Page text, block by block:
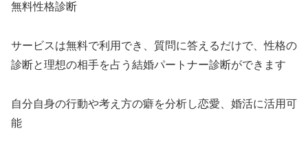
無料性格診断
サービスは無料で利用でき、質問に答えるだけで、性格の
診断と理想の相手を占う結婚パートナー診断ができます
自分自身の行動や考え方の癖を分析し恋愛、婚活に活用可
能